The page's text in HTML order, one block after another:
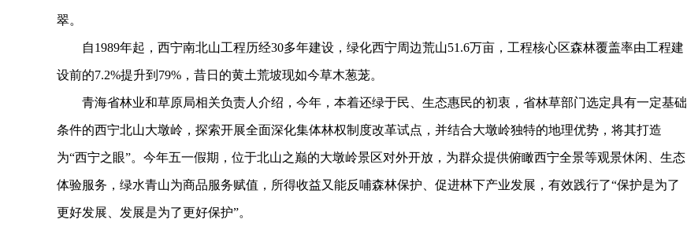
翠。
自1989年起，西宁南北山工程历经30多年建设，绿化西宁周边荒山51.6万亩，工程核心区森林覆盖率由工程建
设前的7.2%提升到79%，昔日的黄土荒坡现如今草木葱茏。
青海省林业和草原局相关负责人介绍，今年，本着还绿于民、生态惠民的初衷，省林草部门选定具有一定基础
条件的西宁北山大墩岭，探索开展全面深化集体林权制度改革试点，并结合大墩岭独特的地理优势，将其打造
为“西宁之眼”。今年五一假期，位于北山之巅的大墩岭景区对外开放，为群众提供俯瞰西宁全景等观景休闲、生态
体验服务，绿水青山为商品服务赋值，所得收益又能反哺森林保护、促进林下产业发展，有效践行了“保护是为了
更好发展、发展是为了更好保护”。